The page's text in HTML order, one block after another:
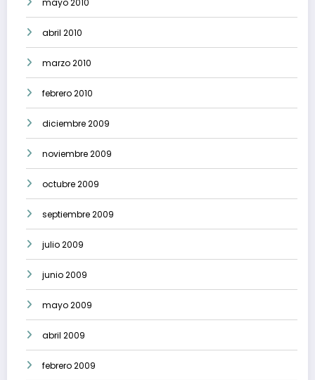
abril 2010
marzo 2010
febrero 2010
diciembre 2009
noviembre 2009
octubre 2009
septiembre 2009
julio 2009
junio 2009
mayo 2009
abril 2009
febrero 2009